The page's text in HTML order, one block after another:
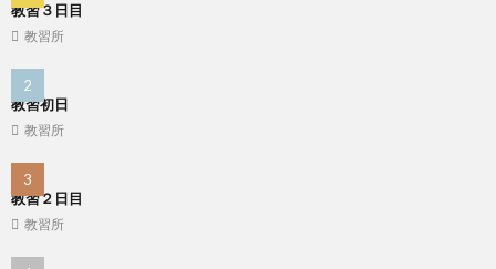
教習３日目
教習所
教習初日
教習所
教習２日目
教習所